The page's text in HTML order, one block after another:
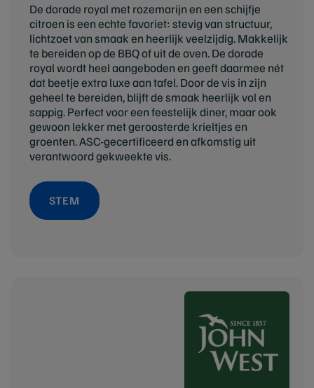
De dorade royal met rozemarijn en een schijfje
citroen is een echte favoriet: stevig van structuur,
lichtzoet van smaak en heerlijk veelzijdig. Makkelijk
te bereiden op de BBQ of uit de oven. De dorade
royal wordt heel aangeboden en geeft daarmee nét
dat beetje extra luxe aan tafel. Door de vis in zijn
geheel te bereiden, blijft de smaak heerlijk vol en
sappig. Perfect voor een feestelijk diner, maar ook
gewoon lekker met geroosterde krieltjes en
groenten. ASC-gecertificeerd en afkomstig uit
verantwoord gekweekte vis.
STEM